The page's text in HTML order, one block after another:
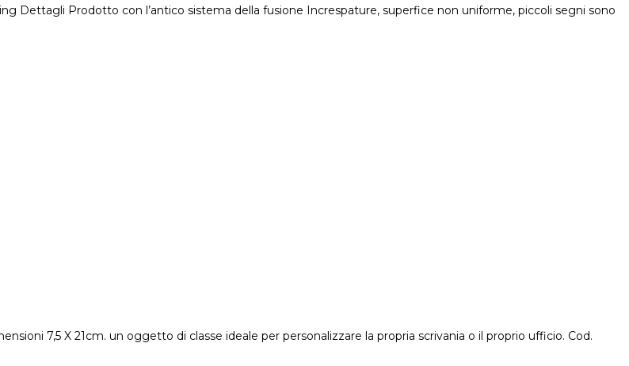
Dettagli Prodotto con l’antico sistema della fusione Increspature, superfice non uniforme, piccoli segni sono
7,5 X 21cm. un oggetto di classe ideale per personalizzare la propria scrivania o il proprio ufficio. Cod.